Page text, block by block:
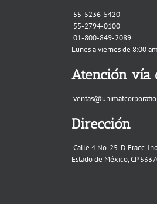
55-5236-5420
55-2794-0100
01-800-849-2089
Lunes a viernes de 8:00
Atención vía
Dirección
Calle 4 No. 25-D Fracc.
Estado de México, CP